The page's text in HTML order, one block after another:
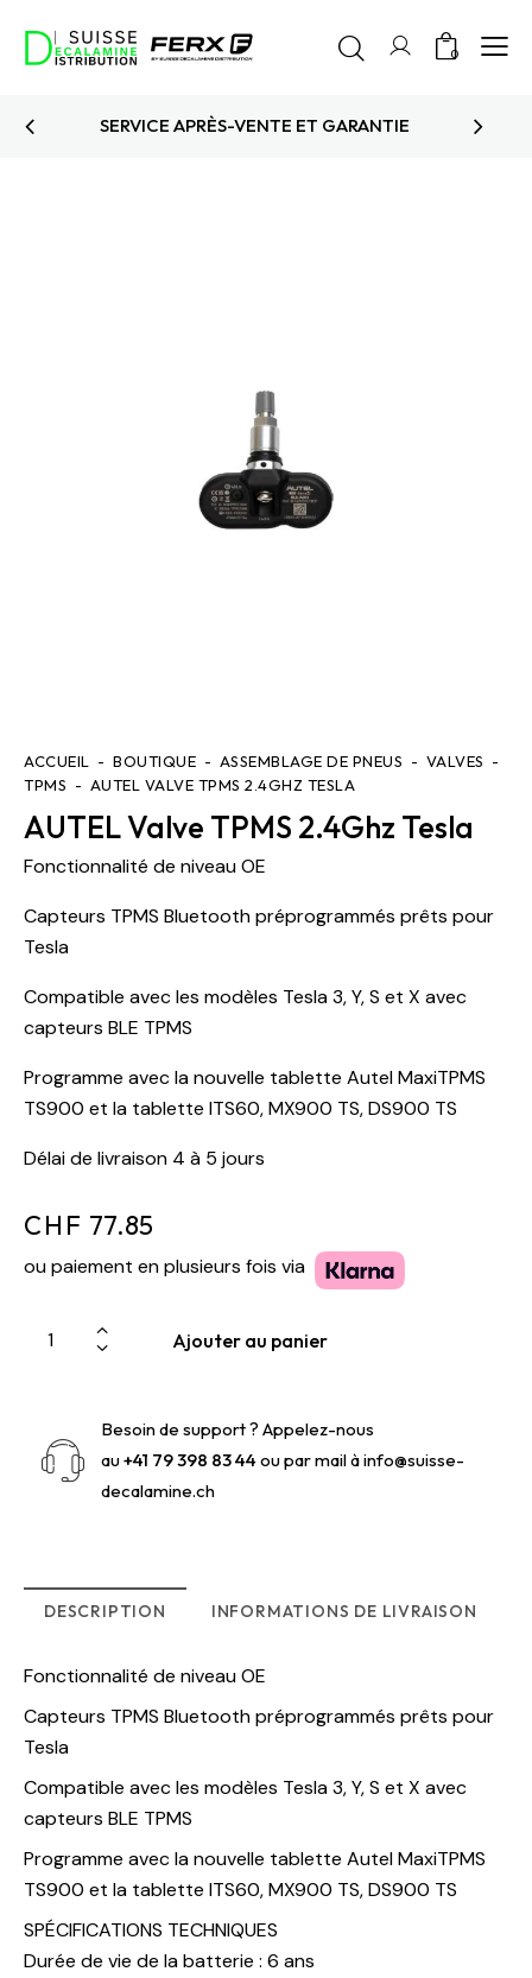
0
PRODUITS TESTÉS ET APPROUVÉS
ACCUEIL BOUTIQUE ASSEMBLAGE DE PNEUS
VALVES
TPMS
AUTEL VALVE TPMS 2.4GHZ TESLA
AUTEL Valve TPMS 2.4Ghz Tesla
Fonctionnalité de niveau OE
Capteurs TPMS Bluetooth préprogrammés prêts pour
Tesla
Compatible avec les modèles Tesla 3, Y, S et X avec
capteurs BLE TPMS
Programme avec la nouvelle tablette Autel MaxiTPMS
TS900 et la tablette ITS60, MX900 TS, DS900 TS
Délai de livraison 4 à 5 jours
CHF 77.85
ou paiement en plusieurs fois via
Ajouter au panier
Besoin de support ? Appelez-nous
au+41 79 398 83 44ou par mail àinfo@suisse-
decalamine.ch
DESCRIPTION INFORMATIONS DE LIVRAISON
Fonctionnalité de niveau OE
Capteurs TPMS Bluetooth préprogrammés prêts pour
Tesla
Compatible avec les modèles Tesla 3, Y, S et X avec
capteurs BLE TPMS
Programme avec la nouvelle tablette Autel MaxiTPMS
TS900 et la tablette ITS60, MX900 TS, DS900 TS
SPÉCIFICATIONS TECHNIQUES
Durée de vie de la batterie : 6 ans